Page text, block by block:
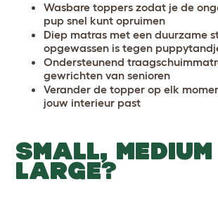
Wasbare toppers zodat je de
pup snel kunt opruimen
Diep matras met een duurzame
opgewassen is tegen
Ondersteunend
gewrichten van senioren
Verander de topper op elk
jouw interieur past
SMALL,
LARGE?